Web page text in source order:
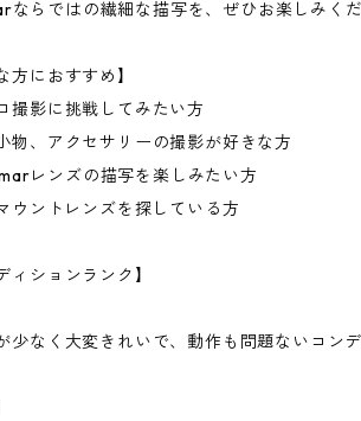
ならではの繊細な描写を、ぜひお楽しみくだ
方におすすめ】
撮影に挑戦してみたい方
物、アクセサリーの撮影が好きな方
レンズの描写を楽しみたい方
ウントレンズを探している方
ィションランク】
少なく大変きれいで、動作も問題ないコン